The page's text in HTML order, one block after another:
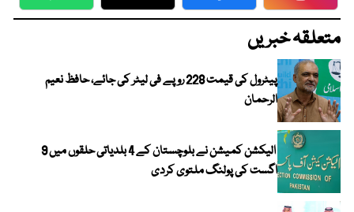
WhatsApp Twitter Facebook
متعلقہ خبریں
پیٹرول کی قیمت 228 روپے فی لیٹر کی جائے، حافظ نعیم
الرحمان
الیکشن کمیشن نے بلوچستان کے 4 بلدیاتی حلقوں میں 9
اگست کی پولنگ ملتوی کردی